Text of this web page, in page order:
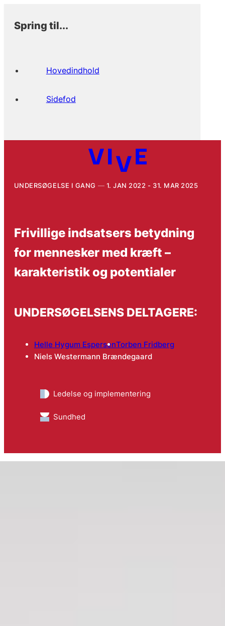
Spring til...
Hovedindhold
Sidefod
UNDERSØGELSE I GANG 1. JAN 2022 - 31. MAR 2025
Frivillige indsatsers betydning
for mennesker med kræft –
karakteristik og potentialer
UNDERSØGELSENS DELTAGERE:
Helle Hygum EspersenTorben Fridberg
Niels Westermann Brændegaard
Ledelse og implementering
Sundhed